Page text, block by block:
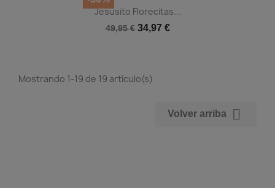
 Vista rápida
Jesusito Florecitas...
49,95 € 34,97 €
Mostrando 1-19 de 19 artículo(s)
Volver arriba 